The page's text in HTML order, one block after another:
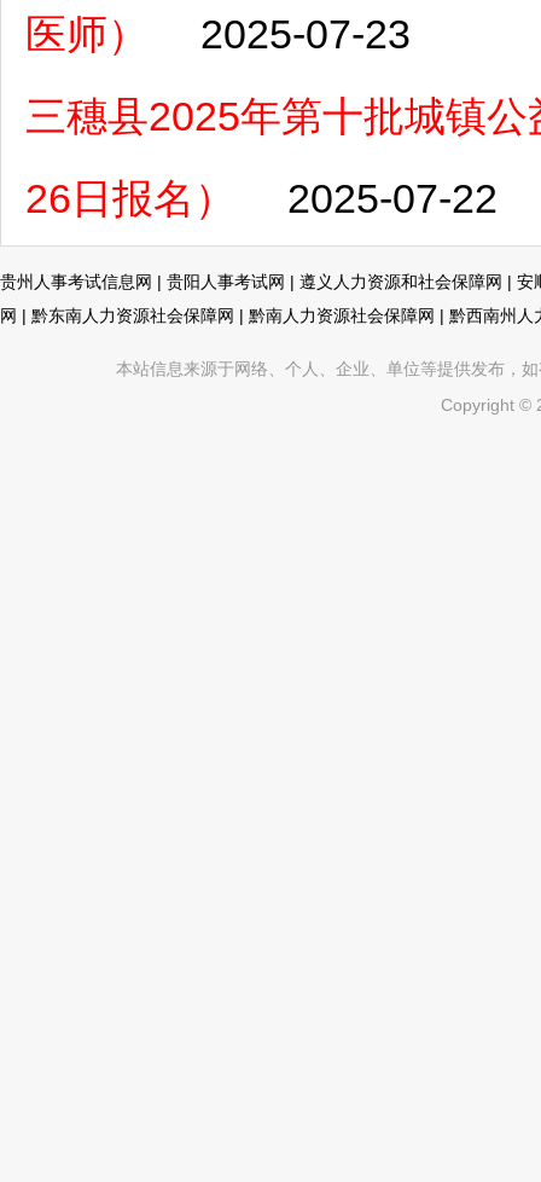
医师）
2025-07-23
三穗县2025年第十批城镇
26日报名）
2025-07-22
贵州人事考试信息网 | 贵阳人事考试网 | 遵义人力资源和社会保障网 | 安
网 | 黔东南人力资源社会保障网 | 黔南人力资源社会保障网 | 黔西南州人
本站信息来源于网络、个人、企业、单位等提供发布，
Copyright ©